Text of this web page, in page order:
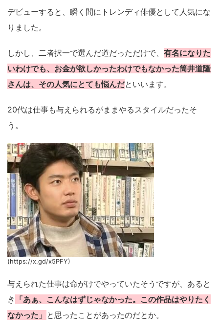
デビューすると、瞬く間にトレンディ俳優として人気にな
りました。
しかし、二者択一で選んだ道だっただけで、 有名になりた
いわけでも、お金が欲しかったわけでもなかった筒井道隆
さんは、その人気にとても悩んだといいます。
20代は仕事も与えられるがままやるスタイルだったそ
う。
(https://x.gd/x5PFY)
与えられた仕事は命がけでやっていたそうですが、あると
き 「あぁ、こんなはずじゃなかった。この作品はやりたく
なかった」 と思ったことがあったのだとか。